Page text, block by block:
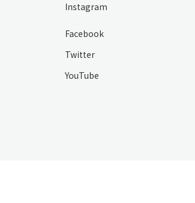
Instagram
Facebook
Twitter
YouTube